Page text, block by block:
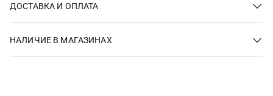
ДОСТАВКА И ОПЛАТА
НАЛИЧИЕ В МАГАЗИНАХ